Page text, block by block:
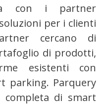
con i partner
per i clienti
cercano di
di prodotti,
esistenti con
parking. Parquery
completa di smart